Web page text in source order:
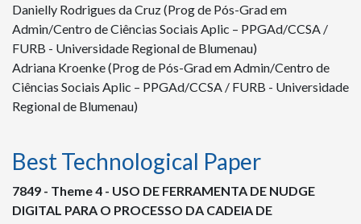
Danielly Rodrigues da Cruz (Prog de Pós-Grad em
Admin/Centro de Ciências Sociais Aplic – PPGAd/CCSA /
FURB - Universidade Regional de Blumenau)
Adriana Kroenke (Prog de Pós-Grad em Admin/Centro de
Ciências Sociais Aplic – PPGAd/CCSA / FURB - Universidade
Regional de Blumenau)
Best Technological Paper
7849 - Theme 4 - USO DE FERRAMENTA DE NUDGE
DIGITAL PARA O PROCESSO DA CADEIA DE